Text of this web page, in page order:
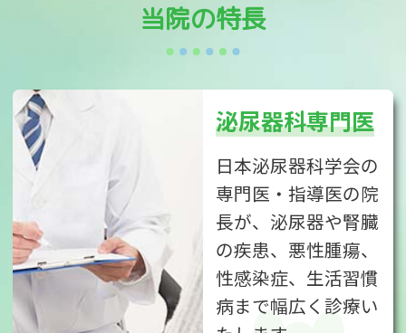
当院の特長
泌尿器科専門医
日本泌尿器科学会の
専門医・指導医の院
長が、泌尿器や腎臓
の疾患、悪性腫瘍、
性感染症、生活習慣
病まで幅広く診療い